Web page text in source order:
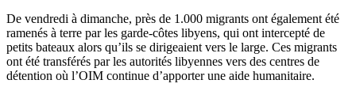
De vendredi à dimanche, près de 1.000 migrants ont également été
ramenés à terre par les garde-côtes libyens, qui ont intercepté de
petits bateaux alors qu’ils se dirigeaient vers le large. Ces migrants
ont été transférés par les autorités libyennes vers des centres de
détention où l’OIM continue d’apporter une aide humanitaire.